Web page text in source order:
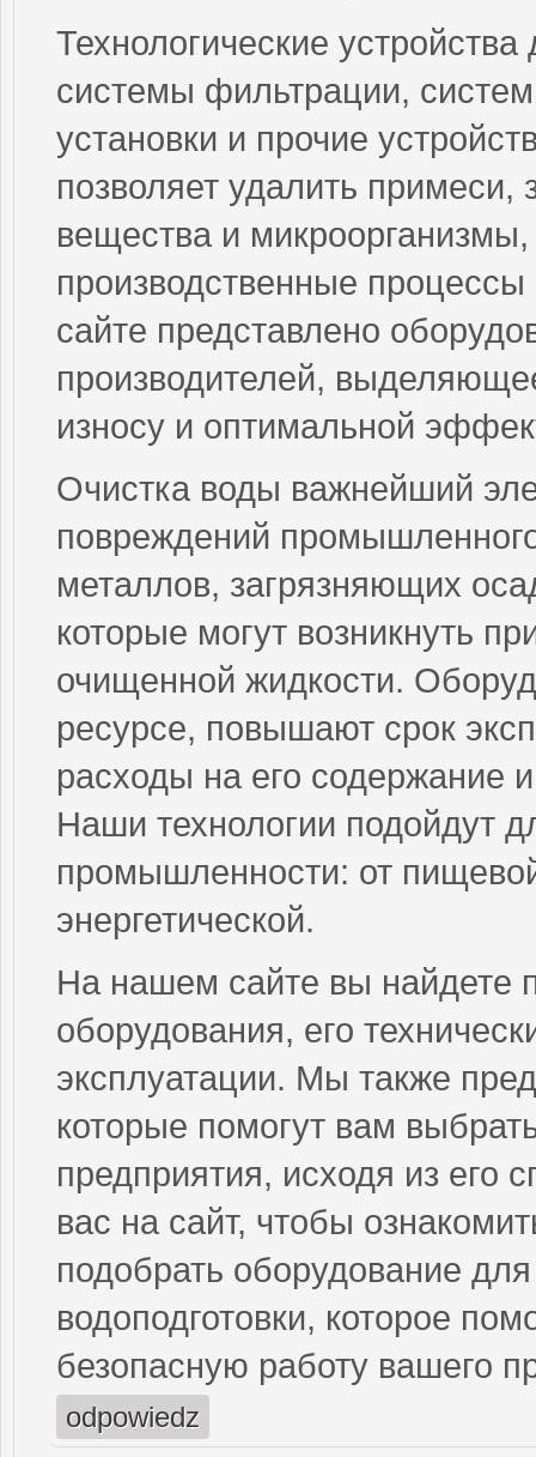
Технологические
системы фильтрации,
установки и прочие
позволяет удалить
вещества и
производственные
сайте представлено
производителей,
износу и оптимальной
Очистка воды важнейший
повреждений
металлов, загрязняющих
которые могут возникнуть
очищенной жидкости.
ресурсе, повышают срок
расходы на его содержание
Наши технологии подойдут
промышленности: от
энергетической.
На нашем сайте вы найдете
оборудования, его
эксплуатации. Мы также
которые помогут вам
предприятия, исходя из его
вас на сайт, чтобы
подобрать оборудование
водоподготовки, которое
безопасную работу вашего
odpowiedz